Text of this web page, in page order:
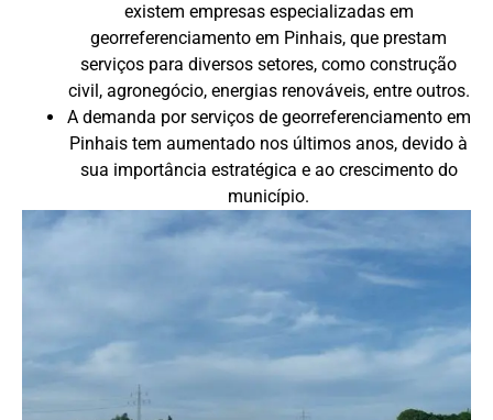
existem empresas especializadas em
georreferenciamento em Pinhais, que prestam
serviços para diversos setores, como construção
civil, agronegócio, energias renováveis, entre outros.
A demanda por serviços de georreferenciamento em
Pinhais tem aumentado nos últimos anos, devido à
sua importância estratégica e ao crescimento do
município.